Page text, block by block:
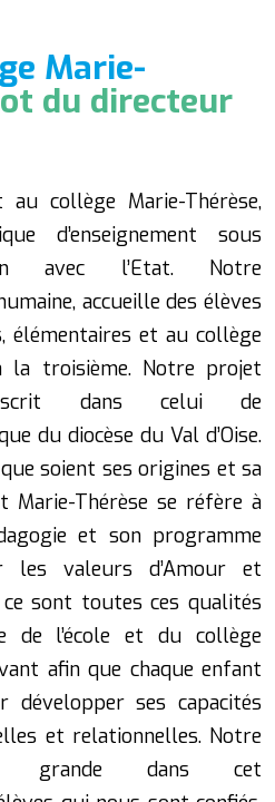
Marie-
du directeur
au collège Marie-Thérèse,
d’enseignement sous
avec l’Etat. Notre
accueille des élèves
élémentaires et au collège
troisième. Notre projet
dans celui de
du diocèse du Val d’Oise.
soient ses origines et sa
Marie-Thérèse se réfère à
et son programme
les valeurs d’Amour et
ce sont toutes ces qualités
de l’école et du collège
afin que chaque enfant
ses capacités
et relationnelles. Notre
grande dans cet